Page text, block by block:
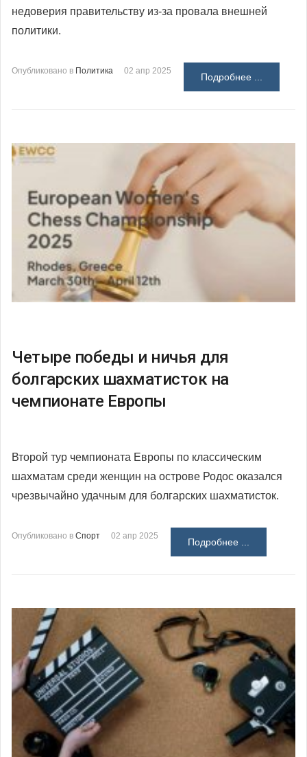
недоверия правительству из-за провала внешней
политики.
Опубликовано в Политика 02 апр 2025
Подробнее ...
Четыре победы и ничья для
болгарских шахматисток на
чемпионате Европы
Второй тур чемпионата Европы по классическим
шахматам среди женщин на острове Родос оказался
чрезвычайно удачным для болгарских шахматисток.
Опубликовано в Спорт 02 апр 2025
Подробнее ...